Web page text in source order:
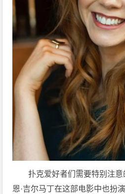
扑克爱好者们需要特别注
恩·吉尔马丁在这部电影中也扮